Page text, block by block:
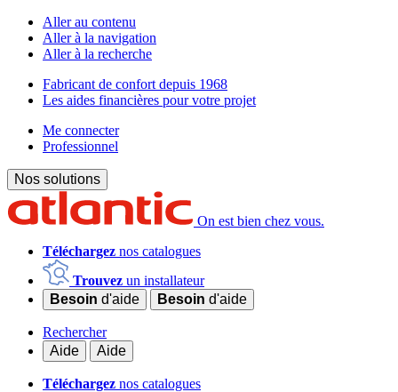
Aller au contenu
Aller à la navigation
Aller à la recherche
Fabricant de confort depuis 1968
Les aides financières pour votre projet
Me connecter
Professionnel
Nos solutions
On est bien chez vous.
Téléchargez nos catalogues
Trouvez un installateur
Besoin d'aide Besoin d'aide
Rechercher
Aide
Aide
Téléchargez nos catalogues